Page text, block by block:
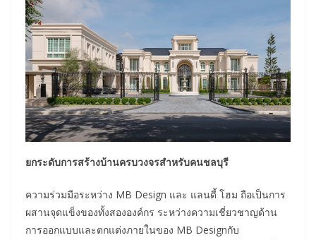
ยกระดับการสร้างบ้านครบวงจรสำหรับคนชลบุรี
ความร่วมมือระหว่าง MB Design และ แลนดี้ โฮม ถือเป็นการ
ผสานจุดแข็งของทั้งสององค์กร ระหว่างความเชี่ยวชาญด้าน
การออกแบบและตกแต่งภายในของ MB Designกับ